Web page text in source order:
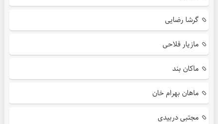
گرشا رضایی
مازیار فلاحی
ماکان بند
ماهان بهرام خان
مجتبی دربیدی